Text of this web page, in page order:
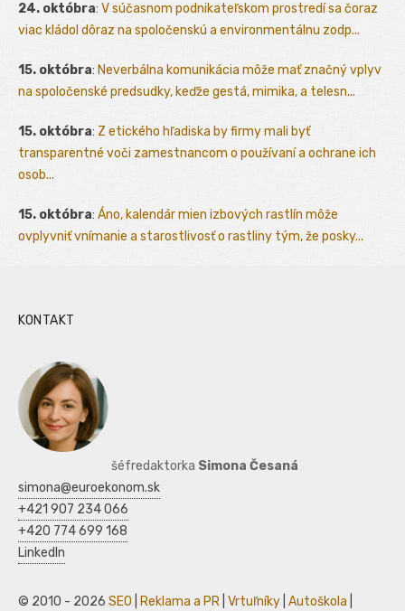
24. októbra: V súčasnom podnikateľskom prostredí sa čoraz
viac kládol dôraz na spoločenskú a environmentálnu zodp...
15. októbra: Neverbálna komunikácia môže mať značný vplyv
na spoločenské predsudky, keďže gestá, mimika, a telesn...
15. októbra: Z etického hľadiska by firmy mali byť
transparentné voči zamestnancom o používaní a ochrane ich
osob...
15. októbra: Áno, kalendár mien izbových rastlín môže
ovplyvniť vnímanie a starostlivosť o rastliny tým, že posky...
KONTAKT
šéfredaktorka Simona Česaná
simona@euroekonom.sk
+421 907 234 066
+420 774 699 168
LinkedIn
© 2010 - 2026 SEO Reklama a PR Vrtuľníky Autoškola